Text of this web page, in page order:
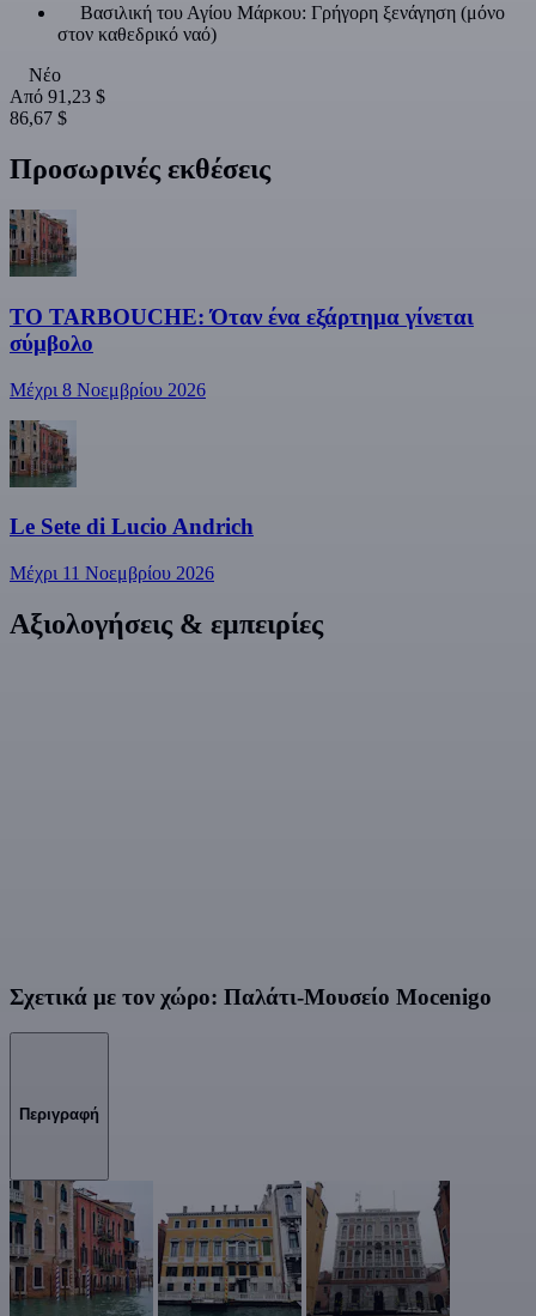
Βασιλική του Αγίου Μάρκου: Γρήγορη ξενάγηση (μόνο
στον καθεδρικό ναό)
Νέο
Από 91,23 $
86,67 $
Προσωρινές εκθέσεις
ΤΟ TARBOUCHE: Όταν ένα εξάρτημα γίνεται
σύμβολο
Μέχρι 8 Νοεμβρίου 2026
Le Sete di Lucio Andrich
Μέχρι 11 Νοεμβρίου 2026
Αξιολογήσεις & εμπειρίες
Σχετικά με τον χώρο: Παλάτι-Μουσείο Mocenigo
Περιγραφή